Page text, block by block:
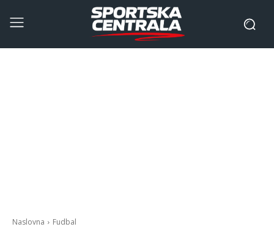
Naslovna Fudbal